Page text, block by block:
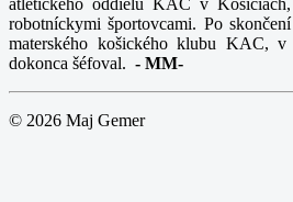
robotníckymi športovcami. Po
materského košického klubu KAC,
dokonca šéfoval. - MM-
© 2026 Maj Gemer